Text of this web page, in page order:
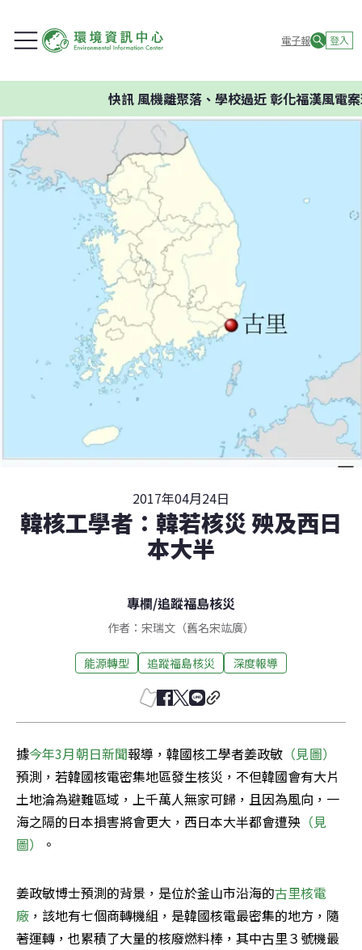
電子報 登入
風機離聚落、學校過近 彰化福漢風電案環委
2017年04月24日
韓核工學者：韓若核災 殃及西日
本大半
專欄/追蹤福島核災
作者：宋瑞文（舊名宋竑廣）
能源轉型 追蹤福島核災 深度報導
據今年3月朝日新聞報導，韓國核工學者姜政敏 （見圖）
預測，若韓國核電密集地區發生核災，不但韓國會有大片
土地淪為避難區域，上千萬人無家可歸，且因為風向，一
海之隔的日本損害將會更大，西日本大半都會遭殃 （見
圖）
。
姜政敏博士預測的背景，是位於釜山市沿海的古里核電
廠 ，該地有七個商轉機組，是韓國核電最密集的地方，隨
著運轉，也累積了大量的核廢燃料棒，其中古里３號機最